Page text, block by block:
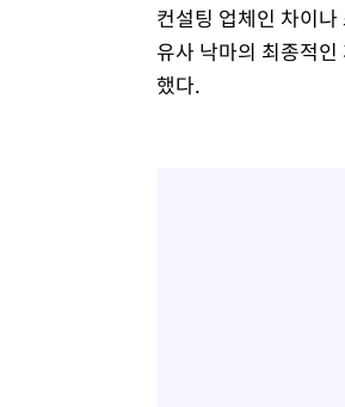
컨설팅 업체인 차이
유사 낙마의 최종적
했다.